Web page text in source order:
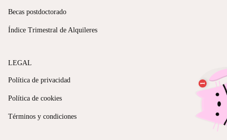
Becas postdoctorado
Índice Trimestral de Alquileres
LEGAL
Política de privacidad
Política de cookies
Términos y condiciones